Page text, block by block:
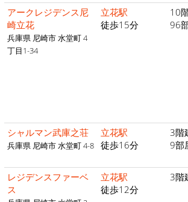
アークレジデンス尼
崎立花
兵庫県 尼崎市 水堂町 4
丁目1-34
立花駅
徒歩15分
10
96
シャルマン武庫之荘
兵庫県 尼崎市 水堂町 4-8
立花駅
徒歩16分
3階
9部
レジデンスファーベ
ス
立花駅
徒歩12分
3階